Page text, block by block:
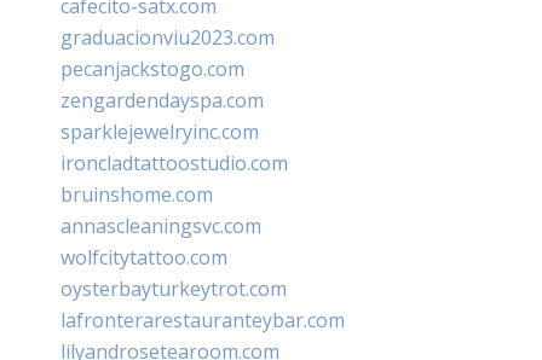
cafecito-satx.com
graduacionviu2023.com
pecanjackstogo.com
zengardendayspa.com
sparklejewelryinc.com
ironcladtattoostudio.com
bruinshome.com
annascleaningsvc.com
wolfcitytattoo.com
oysterbayturkeytrot.com
lafronterarestauranteybar.com
lilyandrosetearoom.com